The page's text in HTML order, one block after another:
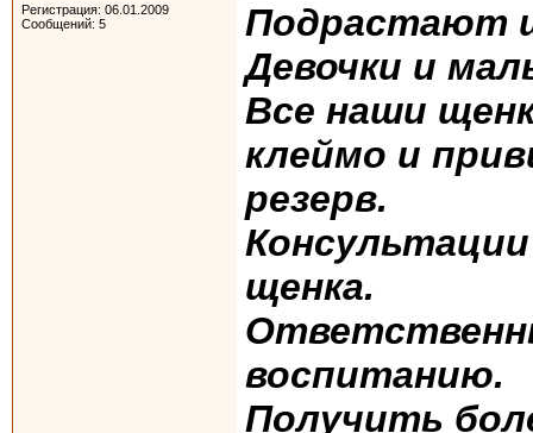
Регистрация: 06.01.2009
Сообщений: 5
Подрастают
Девочки и
Все наши
клеймо и
резерв.
щенка.
воспитанию.
Получить